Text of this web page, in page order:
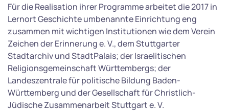
Für die Realisation ihrer Programme arbeitet die 2017 in
Lernort Geschichte umbenannte Einrichtung eng
zusammen mit wichtigen Institutionen wie dem Verein
Zeichen der Erinnerung e. V., dem Stuttgarter
Stadtarchiv und StadtPalais; der Israelitischen
Religionsgemeinschaft Württembergs; der
Landeszentrale für politische Bildung Baden-
Württemberg und der Gesellschaft für Christlich-
Jüdische Zusammenarbeit Stuttgart e. V.